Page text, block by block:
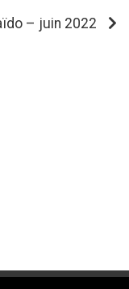
– juin 2022